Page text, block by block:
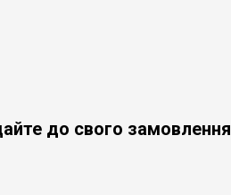
до свого замовлення